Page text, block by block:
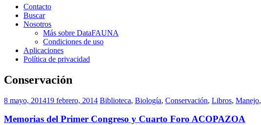
Contacto
Buscar
Nosotros
Más sobre DataFAUNA
Condiciones de uso
Aplicaciones
Política de privacidad
Conservación
8 mayo, 201419 febrero, 2014 Biblioteca, Biología, Conservación, Libros, Manejo,
Memorias del Primer Congreso y Cuarto Foro ACOPAZOA